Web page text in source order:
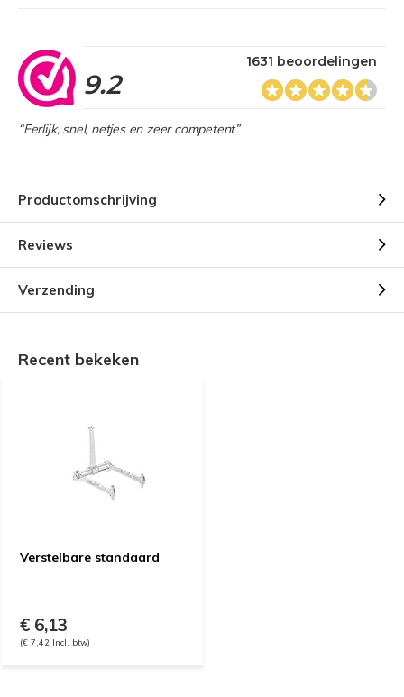
9.2
1631 beoordelingen
“Eerlijk, snel, netjes en zeer competent”
Productomschrijving
Reviews
Verzending
Recent bekeken
Verstelbare standaard
€ 6,13
(€ 7,42 Incl. btw)